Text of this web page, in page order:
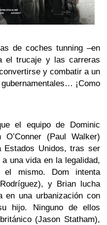
de coches tunning –en
el trucaje y las carreras
y combatir a un
¡Como
el equipo de Dominic
(Paul Walker)
Estados Unidos, tras ser
una vida en la legalidad,
mismo. Dom intenta
y Brian lucha
en una urbanización con
hijo. Ninguno de ellos
(Jason Statham),